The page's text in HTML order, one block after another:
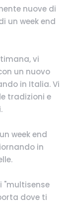
nuove di
un week end
vi
un nuovo
in Italia. Vi
tradizioni e
week end
in
"multisense
dove ti